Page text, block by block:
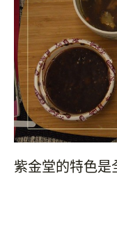
紫金堂的特色是